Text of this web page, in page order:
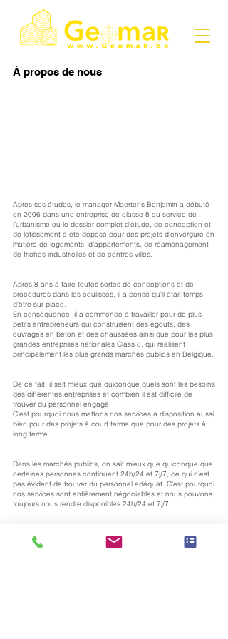
À propos de nous
Après ses études, le manager Maertens Benjamin a débuté
en 2006 dans une entreprise de classe 8 au service de
l'urbanisme où le dossier complet d'étude, de conception et
de lotissement a été déposé pour des projets d'envergure en
matière de logements, d'appartements, de réaménagement
de friches industrielles et de centres-villes.
Après 8 ans à faire toutes sortes de conceptions et de
procédures dans les coulisses, il a pensé qu'il était temps
d'être sur place.
En conséquence, il a commencé à travailler pour de plus
petits entrepreneurs qui construisent des égouts, des
ouvrages en béton et des chaussées ainsi que pour les plus
grandes entreprises nationales Class 8, qui réalisent
principalement les plus grands marchés publics en Belgique.
De ce fait, il sait mieux que quiconque quels sont les besoins
des différentes entreprises et combien il est difficile de
trouver du personnel engagé.
C'est pourquoi nous mettons nos services à disposition aussi
bien pour des projets à court terme que pour des projets à
long terme.
Dans les marchés publics, on sait mieux que quiconque que
certaines personnes continuent 24h/24 et 7j/7, ce qui n'est
pas évident de trouver du personnel adéquat. C'est pourquoi
nos services sont entièrement négociables et nous pouvons
toujours nous rendre disponibles 24h/24 et 7j/7.
Bien entendu, les services
seulement à mesurer ou à implanter, mais peuvent